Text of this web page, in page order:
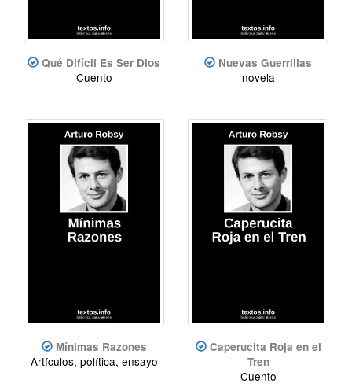
Qué Difícil Es Ser Dios
Cuento
Nuevas Guerrillas
novela
Mínimas Razones
Artículos, política, ensayo
Caperucita Roja en el
Tren
Cuento